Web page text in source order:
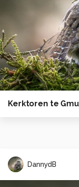
Kerktoren te
DannydB